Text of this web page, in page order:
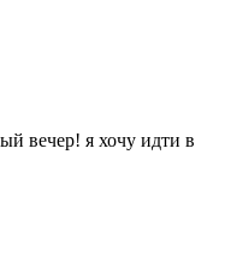
вечер! я хочу идти в